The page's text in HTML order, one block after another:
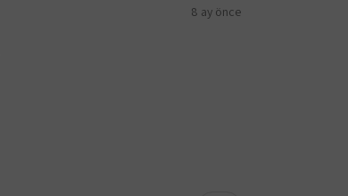
8 ay önce